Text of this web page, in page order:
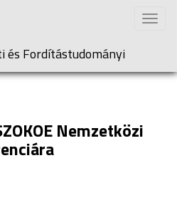
Toggle
Fordítástudományi
Nemzetközi